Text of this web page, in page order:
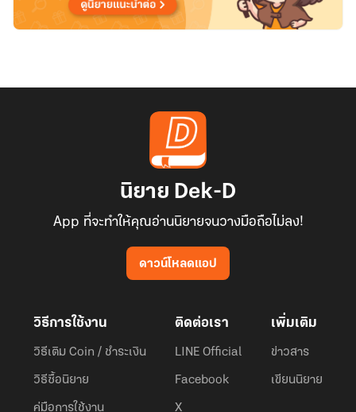
นิยาย Dek-D
App ที่จะทำให้คุณอ่านนิยายจนวางมือถือไม่ลง!
ดาวน์โหลดแอป
วิธีการใช้งาน
วิธีเติม Coin / ชำระเงิน
วิธีซื้อนิยาย
คู่มือการใช้งาน
ติดต่อเรา
LINE Official
Facebook
X
เพิ่มเติม
ข่าวสาร
เขียนนิยาย